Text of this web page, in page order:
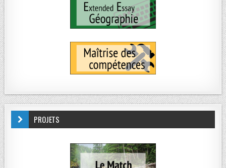
PROJETS